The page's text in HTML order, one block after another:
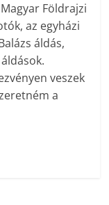
Földrajzi
az egyházi
áldás,
veszek
a